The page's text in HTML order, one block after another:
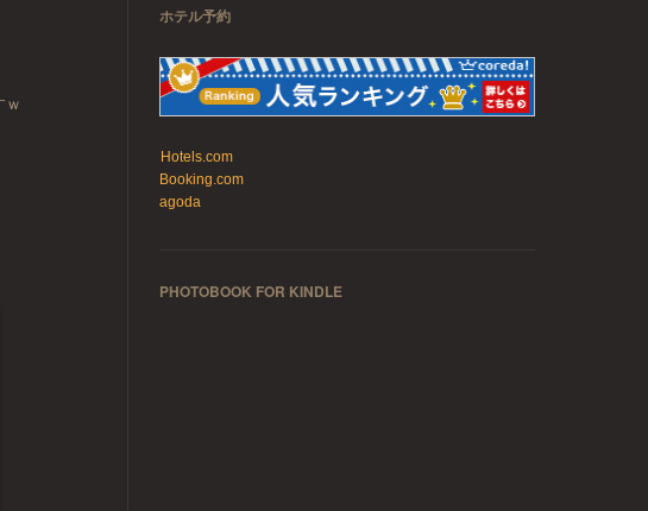
ｗ
ホテル予約
Hotels.com
Booking.com
agoda
PHOTOBOOK FOR KINDLE